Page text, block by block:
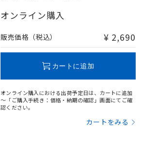
オンライン購入
販売価格（税込） ¥ 2,690
カートに追加
オンライン購入における出荷予定日は、カートに追加
～「ご購入手続き：価格・納期の確認」画面にてご確
認ください。
カートをみる